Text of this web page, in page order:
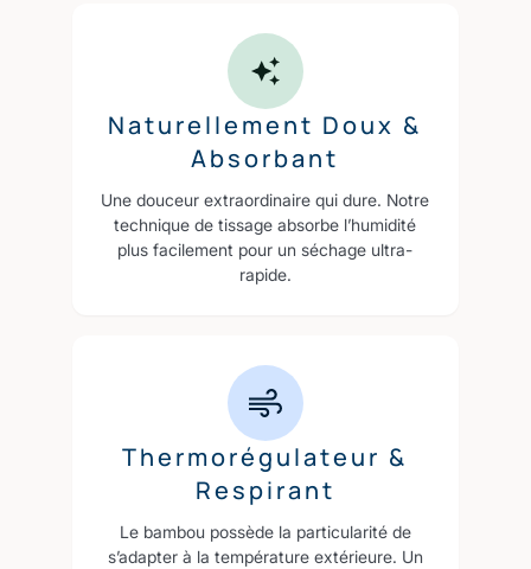
Naturellement Doux &
Absorbant
Une douceur extraordinaire qui dure. Notre
technique de tissage absorbe l’humidité
plus facilement pour un séchage ultra-
rapide.
Thermorégulateur &
Respirant
Le bambou possède la particularité de
s’adapter à la température extérieure. Un